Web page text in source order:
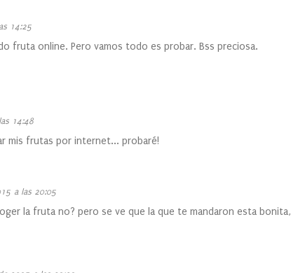
14:25
fruta online. Pero vamos todo es probar. Bss preciosa.
14:48
mis frutas por internet... probaré!
a las 20:05
la fruta no? pero se ve que la que te mandaron esta bonita,